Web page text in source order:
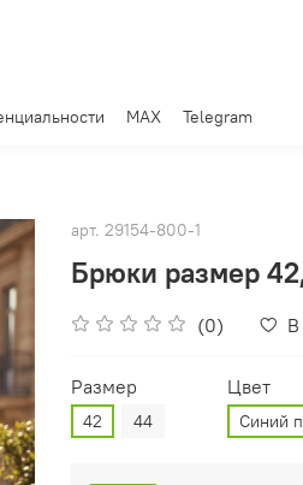
MAX Telegram
арт. 29154-800-1
Брюки размер
(0) В
Размер
42 44
Цвет
Синий